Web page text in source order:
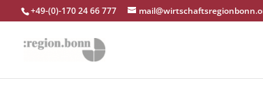
+49-(0)-170 24 66 777